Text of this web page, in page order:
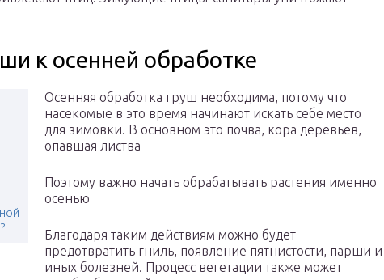
к осенней обработке
Осенняя обработка груш необходима, потому что
насекомые в это время начинают искать себе место
для зимовки. В основном это почва, кора деревьев,
опавшая листва
Поэтому важно начать обрабатывать растения именно
осенью
Благодаря таким действиям можно будет
предотвратить гниль, появление пятнистости, парши и
иных болезней. Процесс вегетации также может